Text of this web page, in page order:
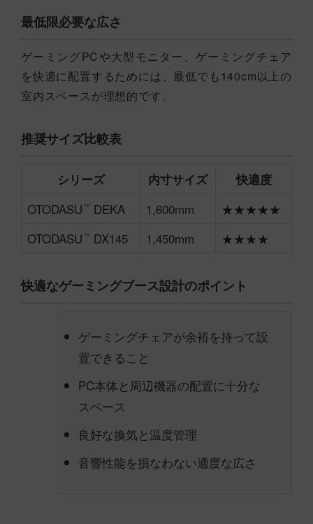
最低限必要な広さ
ゲーミングPCや大型モニター、ゲーミングチェア
を快適に配置するためには、最低でも140cm以上の
室内スペースが理想的です。
推奨サイズ比較表
シリーズ 内寸サイズ 快適度
OTODASU ™ DEKA 1,600mm
★★★★★
OTODASU ™ DX145 1,450mm ★★★★
快適なゲーミングブース設計のポイント
ゲーミングチェアが余裕を持って設
置できること
PC本体と周辺機器の配置に十分な
スペース
良好な換気と温度管理
音響性能を損なわない適度な広さ